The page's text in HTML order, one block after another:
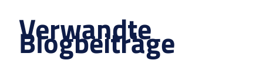
Verwandte
Blogbeiträge